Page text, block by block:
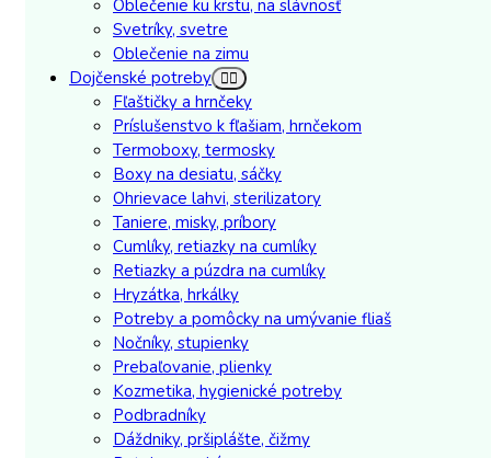
Oblečenie ku krstu, na slávnosť
Svetríky, svetre
Oblečenie na zimu
Dojčenské potreby
Fľaštičky a hrnčeky
Príslušenstvo k fľašiam, hrnčekom
Termoboxy, termosky
Boxy na desiatu, sáčky
Ohrievace lahvi, sterilizatory
Taniere, misky, príbory
Cumlíky, retiazky na cumlíky
Retiazky a púzdra na cumlíky
Hryzátka, hrkálky
Potreby a pomôcky na umývanie fliaš
Nočníky, stupienky
Prebaľovanie, plienky
Kozmetika, hygienické potreby
Podbradníky
Dáždniky, pršiplášte, čižmy